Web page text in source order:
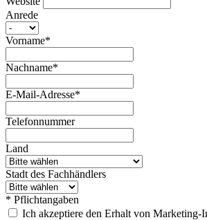
Anrede
Vorname*
Nachname*
E-Mail-Adresse*
Telefonnummer
Land
Stadt des Fachhändlers
* Pflichtangaben
Ich akzeptiere den Erhalt von Marketing-